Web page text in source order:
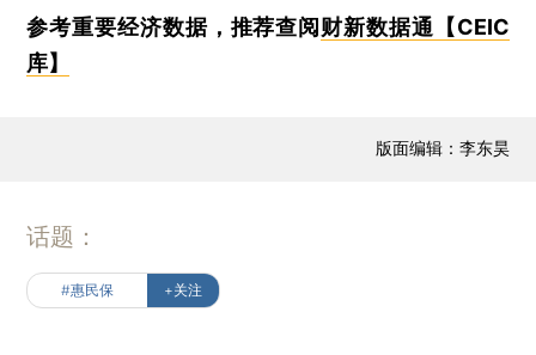
参考重要经济数据，推荐查阅财新数据通【CEIC
库】
版面编辑：李东昊
话题：
#惠民保 +关注